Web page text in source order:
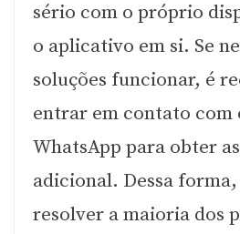
sério com o próprio
o aplicativo em si. Se
soluções funcionar, é
entrar em contato com
WhatsApp para obter
adicional. Dessa
resolver a maioria dos